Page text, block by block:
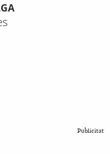
Publicitat